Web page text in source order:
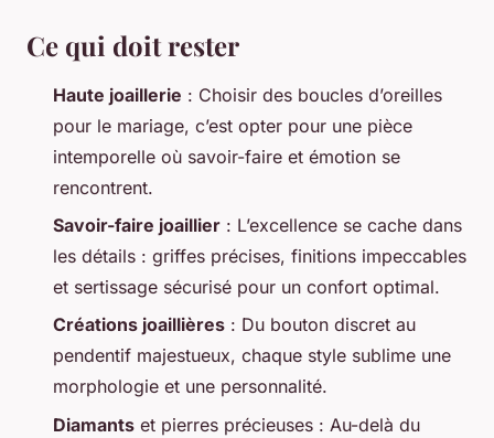
Ce qui doit rester
Haute joaillerie : Choisir des boucles d’oreilles
pour le mariage, c’est opter pour une pièce
intemporelle où savoir-faire et émotion se
rencontrent.
Savoir-faire joaillier : L’excellence se cache dans
les détails : griffes précises, finitions impeccables
et sertissage sécurisé pour un confort optimal.
Créations joaillières : Du bouton discret au
pendentif majestueux, chaque style sublime une
morphologie et une personnalité.
Diamants et pierres précieuses : Au-delà du